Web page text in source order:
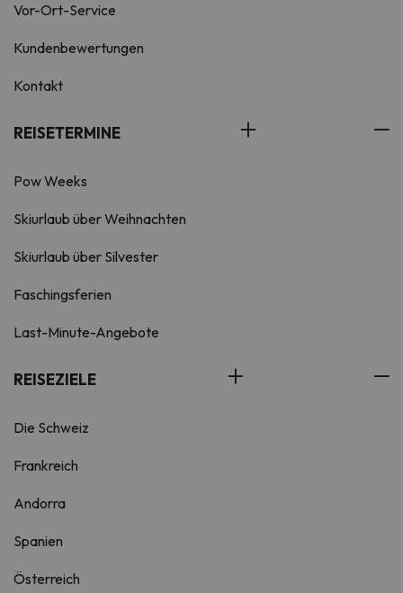
Vor-Ort-Service
Kundenbewertungen
Kontakt
REISETERMINE
Pow Weeks
Skiurlaub über Weihnachten
Skiurlaub über Silvester
Faschingsferien
Last-Minute-Angebote
REISEZIELE
Die Schweiz
Frankreich
Andorra
Spanien
Österreich